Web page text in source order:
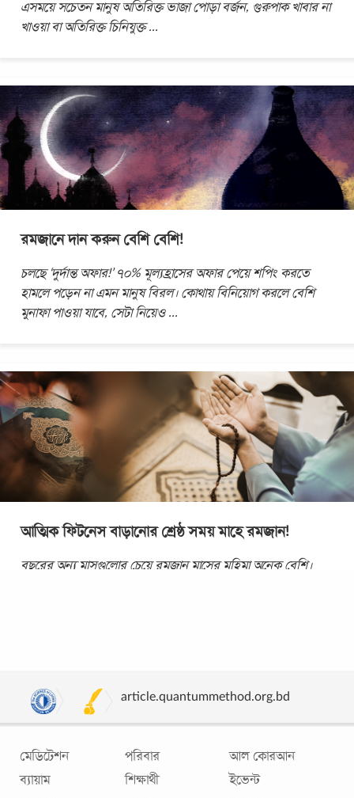
এসময়ে সচেতন মানুষ অতিরিক্ত ভাজা পোড়া বর্জন, গুরুপাক খাবার না
খাওয়া বা অতিরিক্ত চিনিযুক্ত...
রমজানে দান করুন বেশি বেশি!
চলছে ‘দুর্দান্ত অফার!’ ৭০% মূল্যহ্রাসের অফার পেয়ে শপিং করতে
হামলে পড়েন না এমন মানুষ বিরল। কোথায় বিনিয়োগ করলে বেশি
মুনাফা পাওয়া যাবে, সেটা নিয়েও ...
আত্মিক ফিটনেস বাড়ানোর শ্রেষ্ঠ সময় মাহে রমজান!
বছরের অন্য মাসগুলোর চেয়ে রমজান মাসের মহিমা অনেক বেশি।
article.quantummethod.org.bd
মেডিটেশন
ব্যায়াম
পরিবার
শিক্ষার্থী
আল কোরআন
ইভেন্ট